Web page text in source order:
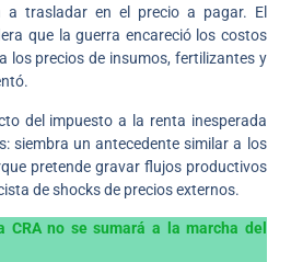
a trasladar en el precio a pagar. El
que la guerra encareció los costos
los precios de insumos, fertilizantes y
del impuesto a la renta inesperada
siembra un antecedente similar a los
pretende gravar flujos productivos
de shocks de precios externos.
CRA no se sumará a la marcha del